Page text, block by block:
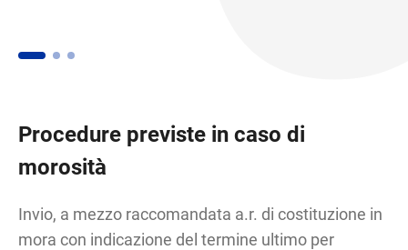
Procedure previste in caso di
morosità
Invio, a mezzo raccomandata a.r. di costituzione in
mora con indicazione del termine ultimo per